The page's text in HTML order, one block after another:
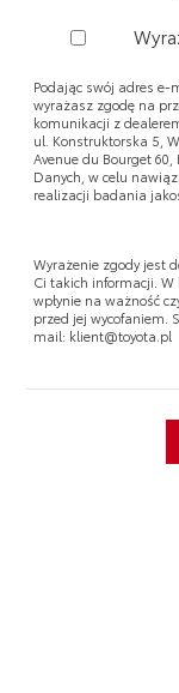
Podając swój adres
wyrażasz zgodę na
komunikacji z
ul. Konstruktorska 5,
Avenue du Bourget
Danych, w celu
realizacji badania
Wyrażenie zgody jest
Ci takich informacji. W
wpłynie na ważność
przed jej wycofaniem.
mail: klient@toyota.pl